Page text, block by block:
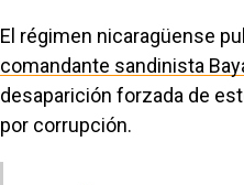
El régimen nicaragüense
comandante sandinista
desaparición forzada de
por corrupción.